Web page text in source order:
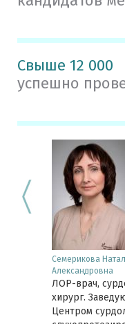
Свыше 12 000
успешно
Семерикова
Александровна
ЛОР-врач,
хирург.
Центром